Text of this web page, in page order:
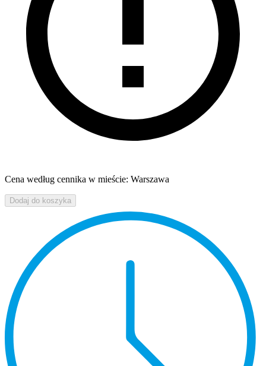
Cena według cennika w mieście: Warszawa
Dodaj do koszyka